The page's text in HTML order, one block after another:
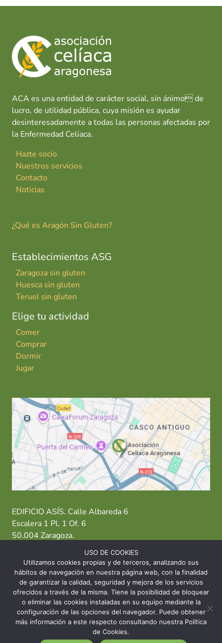
ACA es una entidad de carácter social, sin ánimo de
lucro, de utilidad pública, cuya misión es ayudar
desinteresadamente a todas las personas afectadas por
la Enfermedad Celiaca.
Hazte socio
Nuestros servicios
Contacto
Noticias
¿Qué es Aragón Sin Gluten?
Establecimientos ASG
Zaragoza sin gluten
Huesca sin gluten
Teruel sin gluten
Elige tu actividad
Comer
Comprar
Dormir
Jugar
EDIFICIO ASÍS. Calle Albareda 6
Escalera 1 Pl. 1 Of. 6
50.004 Zaragoza.
T: 976 484 949 M: 635 638 563
Sede Zaragoza·Sede Huesca· Sede Teruel
© 2026 Asociación Celíaca Aragonesa
USO DE COOKIES
Utilizamos cookies propias y de terceros, analizando sus
hábitos de navegación en nuestra página web, con la finalidad
de garantizar la calidad, seguridad y mejora de los servicios
ofrecidos a través de la misma. Tiene la posibilidad de bloquear
o eliminar las cookies instaladas en su equipo mediante la
configuración de las opciones del navegador. Puede obtener
más información a este respecto consultando nuestra Política
de Cookies.